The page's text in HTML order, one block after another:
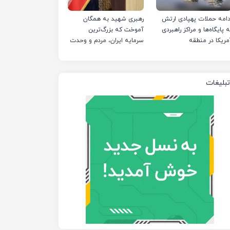
حملات پهپادی ارتش
پایگاه‌ها و مراکز راهبردی
در منطقه
رهبری شهید به همگان
آموخت که بزرگ‌ترین
سرمایه ایران، مردم و وحدت
تبلیغات